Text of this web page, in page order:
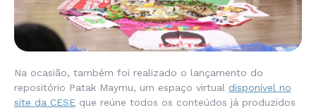
Na ocasião, também foi realizado o lançamento do
repositório Patak Maymu, um espaço virtual disponível no
site da CESE que reúne todos os conteúdos já produzidos